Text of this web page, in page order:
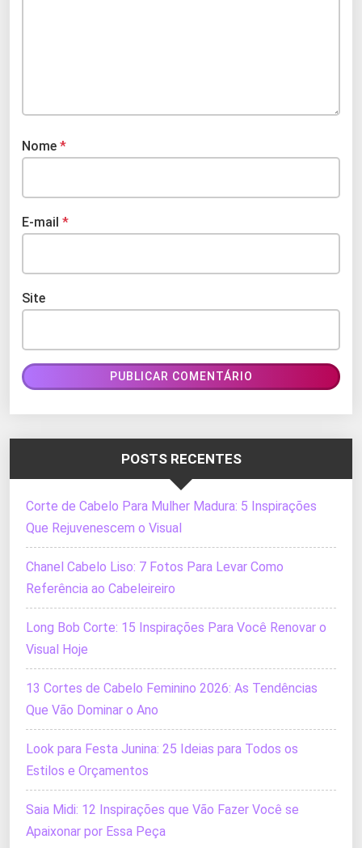
Nome *
E-mail *
Site
POSTS RECENTES
Corte de Cabelo Para Mulher Madura: 5 Inspirações
Que Rejuvenescem o Visual
Chanel Cabelo Liso: 7 Fotos Para Levar Como
Referência ao Cabeleireiro
Long Bob Corte: 15 Inspirações Para Você Renovar o
Visual Hoje
13 Cortes de Cabelo Feminino 2026: As Tendências
Que Vão Dominar o Ano
Look para Festa Junina: 25 Ideias para Todos os
Estilos e Orçamentos
Saia Midi: 12 Inspirações que Vão Fazer Você se
Apaixonar por Essa Peça